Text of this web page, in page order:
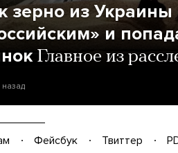
зерно из Украины
и
Главное из
назад
Фейсбук Твиттер